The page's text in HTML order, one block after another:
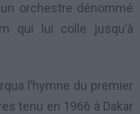
orchestre dénommé
qui lui colle jusqu’à
l’hymne du premier
tenu en 1966 à Dakar